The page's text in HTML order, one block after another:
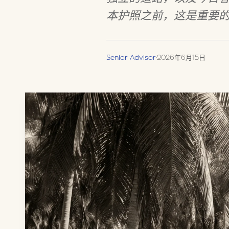
本护照之前，这是重要
Senior Advisor·2026年6月15日